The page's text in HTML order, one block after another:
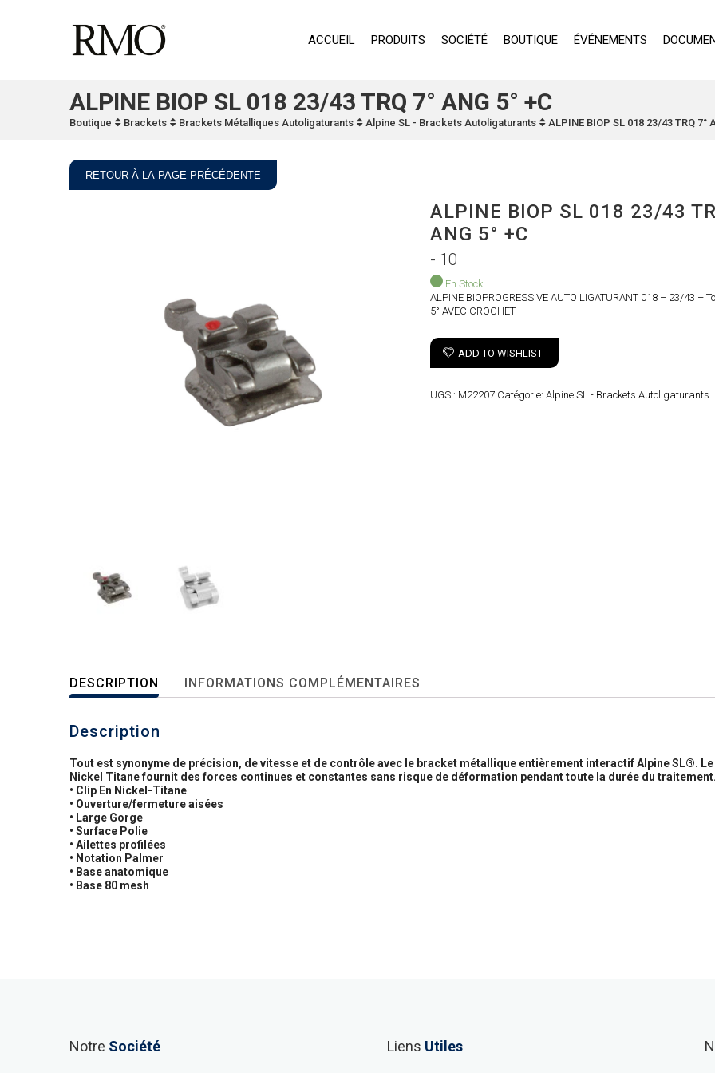
ACCUEIL PRODUITS SOCIÉTÉ BOUTIQUE ÉVÉNEMENTS
ALPINE BIOP SL 018 23/43 TRQ 7° ANG 5° +C
Boutique Brackets Brackets Métalliques Autoligaturants Alpine SL - Brackets Autoligaturants ALPINE BIOP SL 018 23/43 TRQ 7°
RETOUR À LA PAGE PRÉCÉDENTE
ALPINE BIOP SL 018 23/43
ANG 5° +C
- 10
En Stock
ALPINE BIOPROGRESSIVE AUTO LIGATURANT 018 – 23/43 –
5° AVEC CROCHET
ADD TO WISHLIST
UGS : M22207 Catégorie:Alpine SL - Brackets Autoligaturants
DESCRIPTION INFORMATIONS COMPLÉMENTAIRES
Description
Tout est synonyme de précision, de vitesse et de contrôle avec le bracket métallique entièrement interactif Alpine SL®. Le
Nickel Titane fournit des forces continues et constantes sans risque de déformation pendant toute la durée du traitement.
• Clip En Nickel-Titane
• Ouverture/fermeture aisées
• Large Gorge
• Surface Polie
• Ailettes profilées
• Notation Palmer
• Base anatomique
• Base 80 mesh
Notre Société Liens Utiles